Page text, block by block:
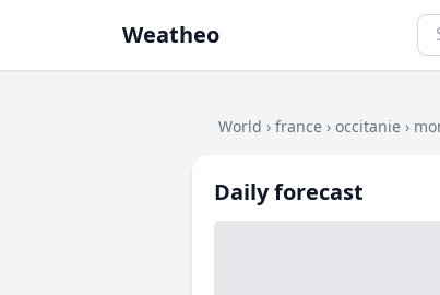
Weatheo
World › france › occitanie ›
Daily forecast